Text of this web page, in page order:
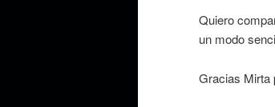
Quiero
un modo
Gracias Mirta